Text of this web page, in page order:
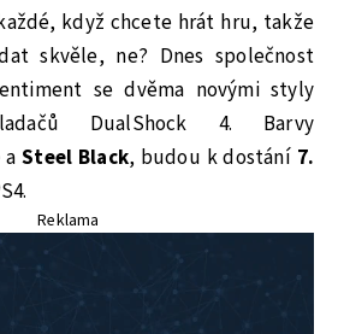
když chcete hrát hru, takže
skvěle, ne? Dnes společnost
se dvěma novými styly
DualShock 4. Barvy
aSteel Black, budou k dostání 7.
Reklama